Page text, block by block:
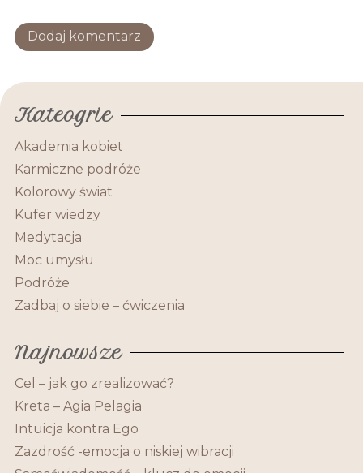
Kateogrie
Akademia kobiet
Karmiczne podróże
Kolorowy świat
Kufer wiedzy
Medytacja
Moc umysłu
Podróże
Zadbaj o siebie – ćwiczenia
Najnowsze
Cel – jak go zrealizować?
Kreta – Agia Pelagia
Intuicja kontra Ego
Zazdrość -emocja o niskiej wibracji